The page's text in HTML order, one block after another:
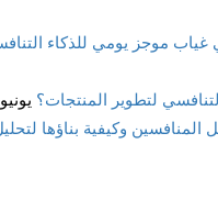
لتطوير المنتجات؟ يونيو 7, 2026
وكيفية بناؤها